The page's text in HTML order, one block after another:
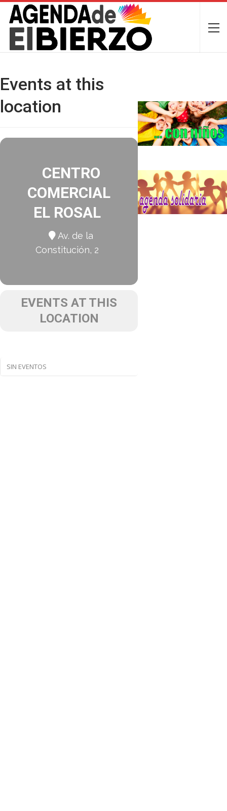
Events at this
location
CENTRO
COMERCIAL
EL ROSAL
Av. de la
Constitución, 2
EVENTS AT THIS
LOCATION
SIN EVENTOS